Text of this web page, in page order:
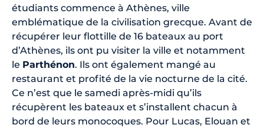
étudiants commence à Athènes, ville
emblématique de la civilisation grecque. Avant de
récupérer leur flottille de 16 bateaux au port
d’Athènes, ils ont pu visiter la ville et notamment
le Parthénon. Ils ont également mangé au
restaurant et profité de la vie nocturne de la cité.
Ce n’est que le samedi après-midi qu’ils
récupèrent les bateaux et s’installent chacun à
bord de leurs monocoques. Pour Lucas, Elouan et